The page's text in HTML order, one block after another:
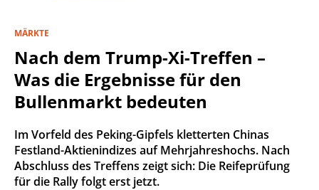
MÄRKTE
Nach dem Trump-Xi-Treffen –
Was die Ergebnisse für den
Bullenmarkt bedeuten
Im Vorfeld des Peking-Gipfels kletterten Chinas
Festland-Aktienindizes auf Mehrjahreshochs. Nach
Abschluss des Treffens zeigt sich: Die Reifeprüfung
für die Rally folgt erst jetzt.